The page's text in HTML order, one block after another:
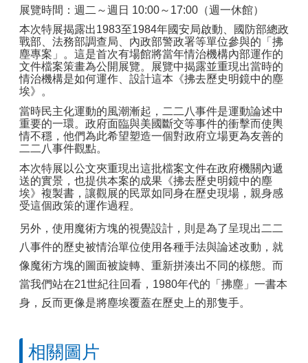
展覽時間：週二～週日 10:00～ 17:00 （週一休館）
本次特展揭露出1983至1984年國安局啟動、國防部總政
戰部、法務部調查局、內政部警政署等單位參與的「拂
塵專案」。這是首次有場館將當年情治機構內部運作的
文件檔案策畫為公開展覽。展覽中揭露並重現出當時的
情治機構是如何運作、設計這本《拂去歷史明鏡中的塵
埃》。
當時民主化運動的風潮漸起，二二八事件是運動論述中
重要的一環。政府面臨與美國斷交等事件的衝擊而使輿
情不穩，他們為此希望塑造一個對政府立場更為友善的
二二八事件觀點。
本次特展以公文夾重現出這批檔案文件在政府機關內遞
送的實景，也提供本案的成果《拂去歷史明鏡中的塵
埃》複製書，讓觀展的民眾如同身在歷史現場，親身感
受這個政策的運作過程。
另外，使用魔術方塊的視覺設計，則是為了呈現出二二
八事件的歷史被情治單位使用各種手法與論述改動，就
像魔術方塊的圖面被旋轉、重新拼湊出不同的樣態。而
當我們站在21世紀往回看， 1980年代的「拂塵」一書本
身，反而更像是將塵埃覆蓋在歷史上的那隻手。
相關圖片